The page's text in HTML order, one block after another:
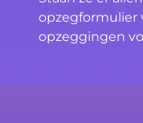
opzegformulier
opzeggingen